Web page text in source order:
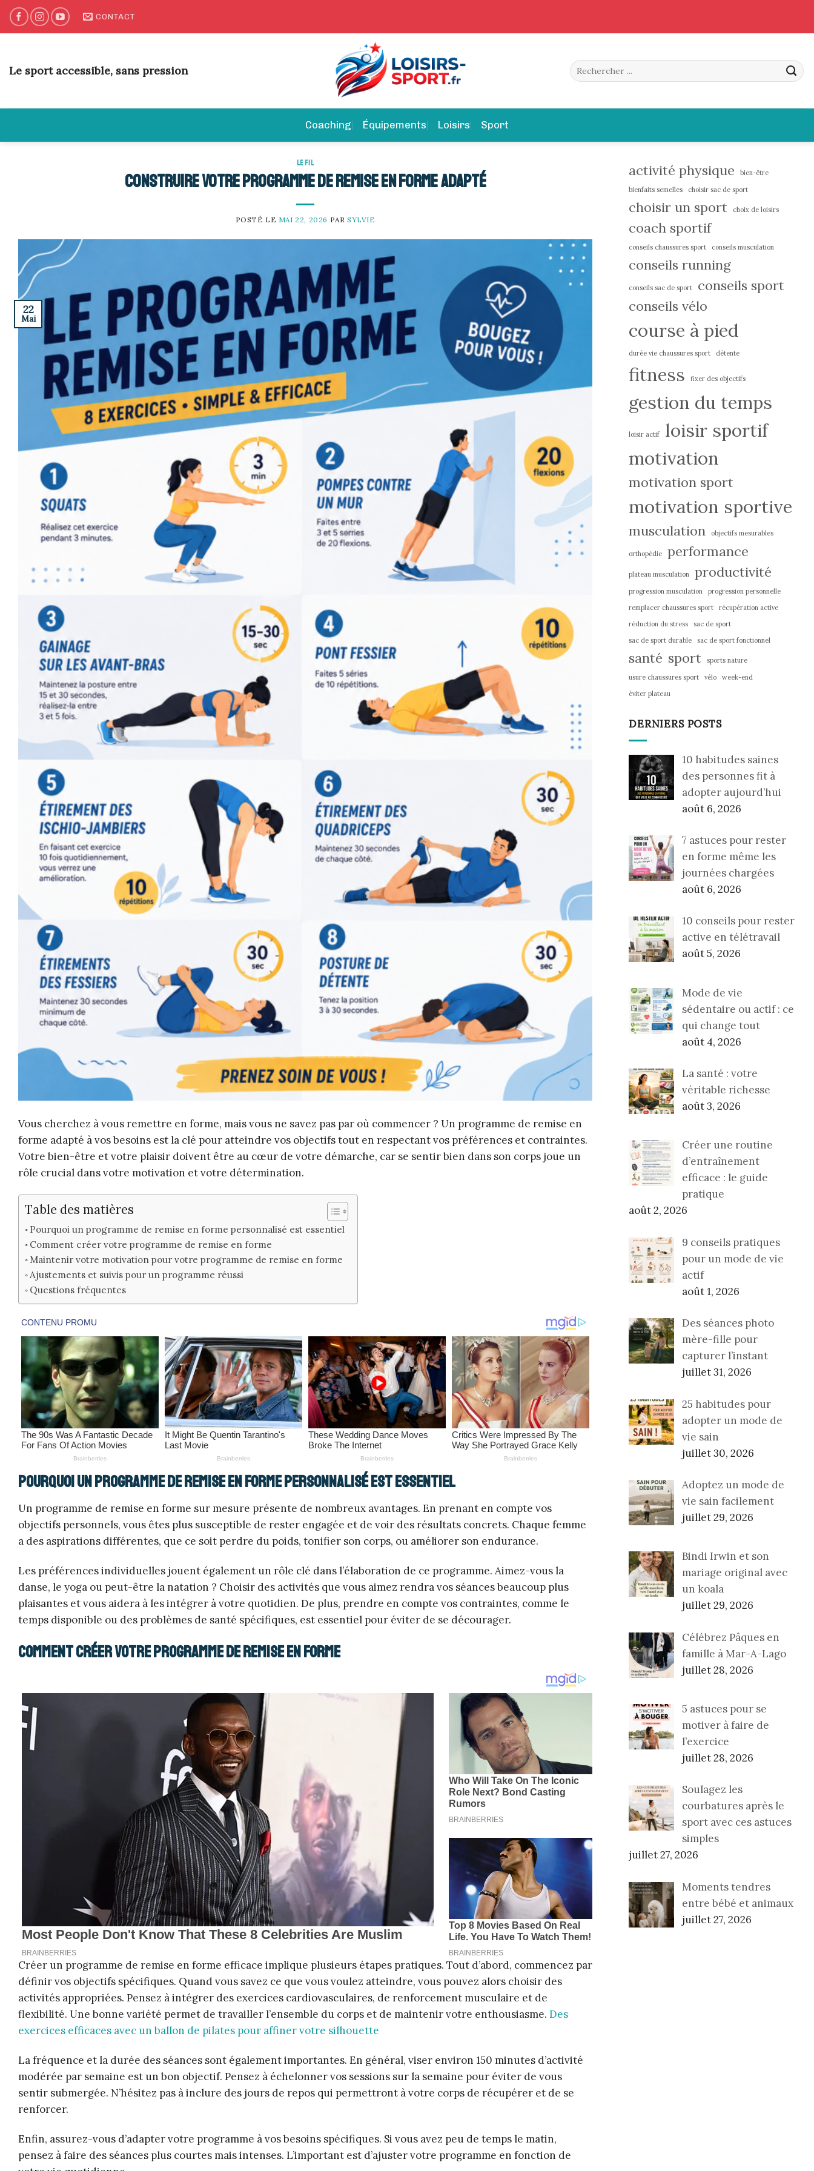
Skip
CONTACT
Le sport accessible, sans pression
Coaching Équipements Loisirs Sport
LE FIL
Construire votre programme de remise en forme adapté
POSTÉ LE MAI 22, 2026 PAR SYLVIE
22
Mai
Vous cherchez à vous remettre en forme, mais vous ne savez pas par où commencer ? Un programme de remise en
forme adapté à vos besoins est la clé pour atteindre vos objectifs tout en respectant vos préférences et contraintes.
Votre bien-être et votre plaisir doivent être au cœur de votre démarche, car se sentir bien dans son corps joue un
rôle crucial dans votre motivation et votre détermination.
Table des matières
Pourquoi un programme de remise en forme personnalisé est essentiel
Comment créer votre programme de remise en forme
Maintenir votre motivation pour votre programme de remise en forme
Ajustements et suivis pour un programme réussi
Questions fréquentes
Pourquoi un programme de remise en forme personnalisé est essentiel
Un programme de remise en forme sur mesure présente de nombreux avantages. En prenant en compte vos
objectifs personnels, vous êtes plus susceptible de rester engagée et de voir des résultats concrets. Chaque femme
a des aspirations différentes, que ce soit perdre du poids, tonifier son corps, ou améliorer son endurance.
Les préférences individuelles jouent également un rôle clé dans l’élaboration de ce programme. Aimez-vous la
danse, le yoga ou peut-être la natation ? Choisir des activités que vous aimez rendra vos séances beaucoup plus
plaisantes et vous aidera à les intégrer à votre quotidien. De plus, prendre en compte vos contraintes, comme le
temps disponible ou des problèmes de santé spécifiques, est essentiel pour éviter de se décourager.
Comment créer votre programme de remise en forme
Créer un programme de remise en forme efficace implique plusieurs étapes pratiques. Tout d’abord, commencez par
définir vos objectifs spécifiques. Quand vous savez ce que vous voulez atteindre, vous pouvez alors choisir des
activités appropriées. Pensez à intégrer des exercices cardiovasculaires, de renforcement musculaire et de
flexibilité. Une bonne variété permet de travailler l’ensemble du corps et de maintenir votre enthousiasme. Des
exercices efficaces avec un ballon de pilates pour affiner votre silhouette
La fréquence et la durée des séances sont également importantes. En général, viser environ 150 minutes d’activité
modérée par semaine est un bon objectif. Pensez à échelonner vos sessions sur la semaine pour éviter de vous
sentir submergée. N’hésitez pas à inclure des jours de repos qui permettront à votre corps de récupérer et de se
renforcer.
Enfin, assurez-vous d’adapter votre programme à vos besoins spécifiques. Si vous avez peu de temps le matin,
pensez à faire des séances plus courtes mais intenses. L’important est d’ajuster votre programme en fonction de
activité physique
bien-être
bienfaits semelles
choisir sac de sport
choisir un sport choix de loisirs
coach sportif
conseils chaussures sport conseils musculation
conseils running
conseils sac de sport
conseils sport
conseils vélo
course à pied
durée vie chaussures sport détente
fitness fixer des objectifs
gestion du temps
loisir actif
loisir sportif
motivation
motivation sport
motivation sportive
musculation objectifs mesurables
orthopédie performance
plateau musculation productivité
progression musculation
progression personnelle
remplacer chaussures sport
récupération active
réduction du stress
sac de sport
sac de sport durable
sac de sport fonctionnel
santé sport
sports nature
usure chaussures sport
vélo
week-end
éviter plateau
DERNIERS POSTS
10 habitudes saines
des personnes fit à
adopter aujourd’hui
août 6, 2026
7 astuces pour rester
en forme même les
journées chargées
août 6, 2026
10 conseils pour rester
active en télétravail
août 5, 2026
Mode de vie
sédentaire ou actif : ce
qui change tout
août 4, 2026
La santé : votre
véritable richesse
août 3, 2026
Créer une routine
d’entraînement
efficace : le guide
pratique
août 2, 2026
9 conseils pratiques
pour un mode de vie
actif
août 1, 2026
Des séances photo
mère-fille pour
capturer l’instant
juillet 31, 2026
25 habitudes pour
adopter un mode de
vie sain
juillet 30, 2026
Adoptez un mode de
vie sain facilement
juillet 29, 2026
Bindi Irwin et son
mariage original avec
un koala
juillet 29, 2026
Célébrez Pâques en
famille à Mar-A-Lago
juillet 28, 2026
5 astuces pour se
motiver à faire de
l’exercice
juillet 28, 2026
Soulagez les
courbatures après le
sport avec ces astuces
simples
juillet 27, 2026
Moments tendres
entre bébé et animaux
juillet 27, 2026